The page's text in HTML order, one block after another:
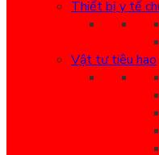
Thiết bị y tế
Vật tư tiêu hao